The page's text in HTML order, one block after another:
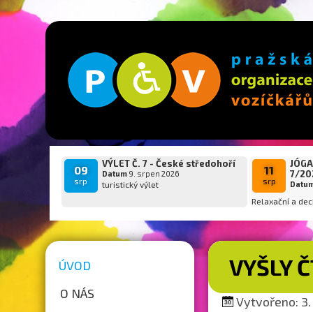
09
srp
VÝLET Č. 7 - České středohoří
Datum9. srpen 2026
turistický výlet
11
srp
7/
Relaxační a
ÚVOD
O NÁS
VYŠLY
Vytvořeno: 3.